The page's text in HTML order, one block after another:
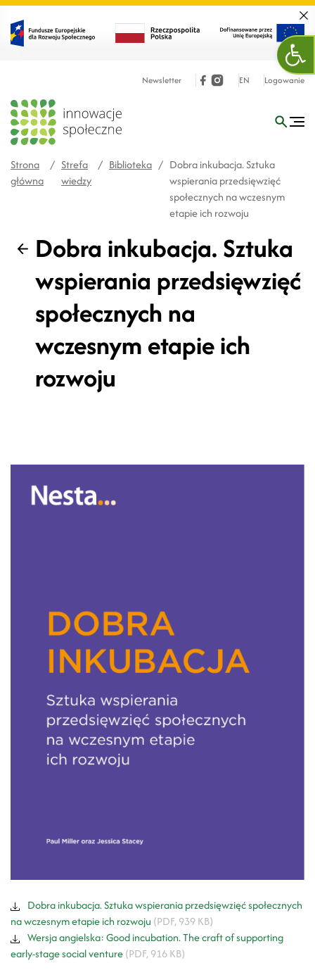
Newsletter EN Logowanie
Strona
główna
/ Strefa
wiedzy
/ Biblioteka / Dobra inkubacja. Sztuka
wspierania przedsięwzięć
społecznych na wczesnym
etapie ich rozwoju
Wstecz
Dobra inkubacja. Sztuka
wspierania przedsięwzięć
społecznych na
wczesnym etapie ich
rozwoju
Dobra inkubacja. Sztuka wspierania przedsięwzięć społecznych
na wczesnym etapie ich rozwoju (PDF, 939 KB)
Wersja angielska: Good incubation. The craft of supporting
early-stage social venture(PDF, 916 KB)